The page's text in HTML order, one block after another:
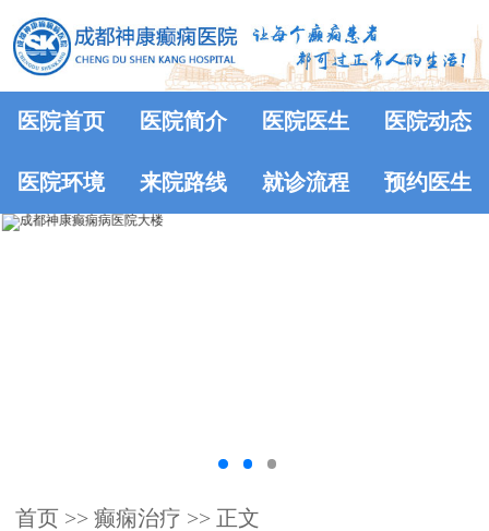
医院首页 医院简介 医院医生 医院动态
医院环境 来院路线 就诊流程 预约医生
首页 >> 癫痫治疗 >> 正文